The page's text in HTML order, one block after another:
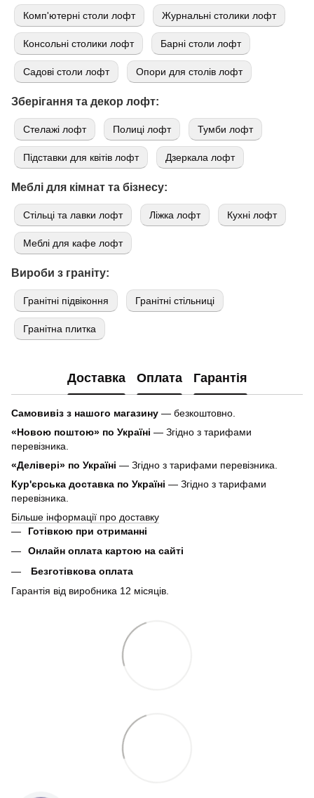
Комп'ютерні столи лофт Журнальні столики лофт
Консольні столики лофт Барні столи лофт
Садові столи лофт Опори для столів лофт
Зберігання та декор лофт:
Стелажі лофт Полиці лофт Тумби лофт
Підставки для квітів лофт Дзеркала лофт
Меблі для кімнат та бізнесу:
Стільці та лавки лофт Ліжка лофт Кухні лофт
Меблі для кафе лофт
Вироби з граніту:
Гранітні підвіконня Гранітні стільниці
Гранітна плитка
Доставка Оплата Гарантія
Самовивіз з нашого магазину — безкоштовно.
«Новою поштою» по Україні — Згідно з тарифами
перевізника.
«Делівері» по Україні — Згідно з тарифами перевізника.
Кур'єрська доставка по Україні — Згідно з тарифами
перевізника.
Більше інформації про доставку
Готівкою при отриманні
Онлайн оплата картою на сайті
Безготівкова оплата
Гарантія від виробника 12 місяців.